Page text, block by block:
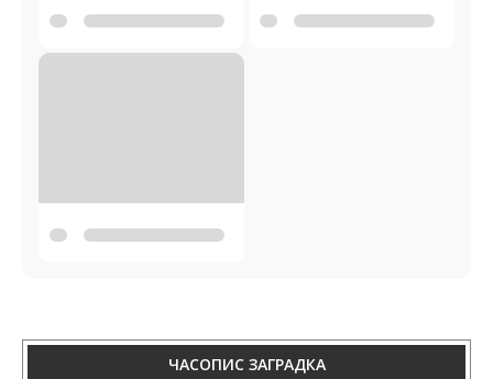
ЧАСОПИС ЗАГРАДКА